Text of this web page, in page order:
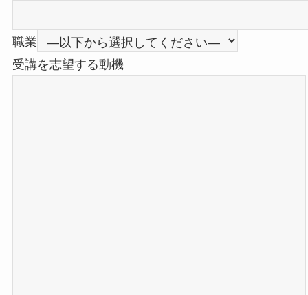
職業
受講を志望する動機